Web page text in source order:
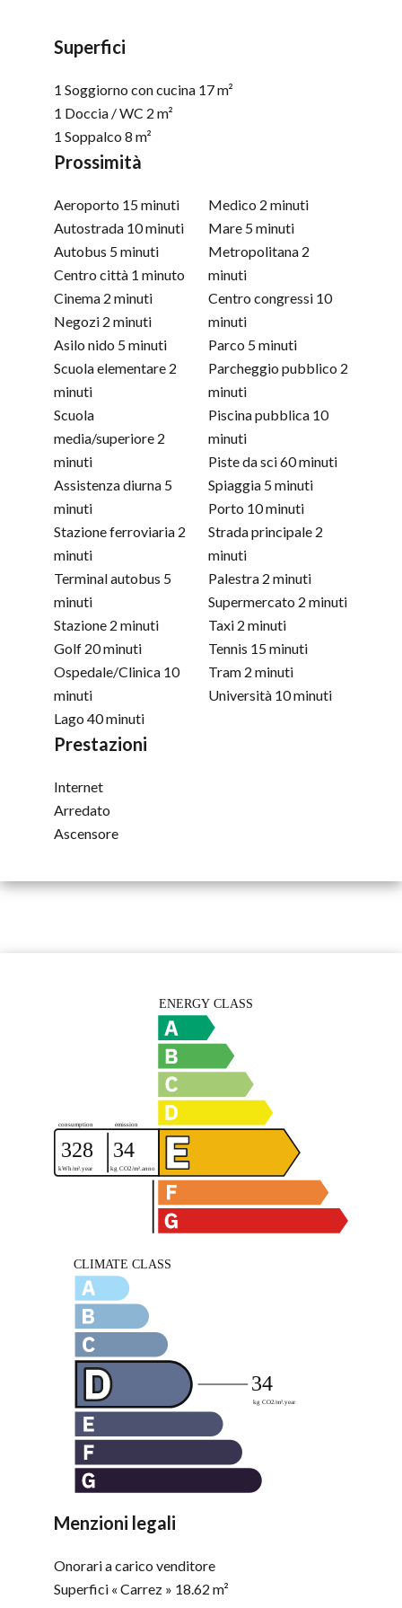
Superfici
1 Soggiorno con cucina 17 m²
1 Doccia / WC 2 m²
1 Soppalco 8 m²
Prossimità
Aeroporto 15 minuti
Autostrada 10 minuti
Autobus 5 minuti
Centro città 1 minuto
Cinema 2 minuti
Negozi 2 minuti
Asilo nido 5 minuti
Scuola elementare 2
minuti
Scuola
media/superiore 2
minuti
Assistenza diurna 5
minuti
Stazione ferroviaria 2
minuti
Terminal autobus 5
minuti
Stazione 2 minuti
Golf 20 minuti
Ospedale/Clinica 10
minuti
Lago 40 minuti
Medico 2 minuti
Mare 5 minuti
Metropolitana 2
minuti
Centro congressi 10
minuti
Parco 5 minuti
Parcheggio pubblico 2
minuti
Piscina pubblica 10
minuti
Piste da sci60 minuti
Spiaggia 5 minuti
Porto 10 minuti
Strada principale 2
minuti
Palestra 2 minuti
Supermercato 2 minuti
Taxi 2 minuti
Tennis 15 minuti
Tram 2 minuti
Università 10 minuti
Prestazioni
Internet
Arredato
Ascensore
Menzioni legali
Onorari a carico venditore
Superfici « Carrez » 18.62 m²